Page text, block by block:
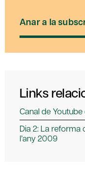
Anar a la
Links
Canal de Youtube
Dia 2: La
l’any 2009